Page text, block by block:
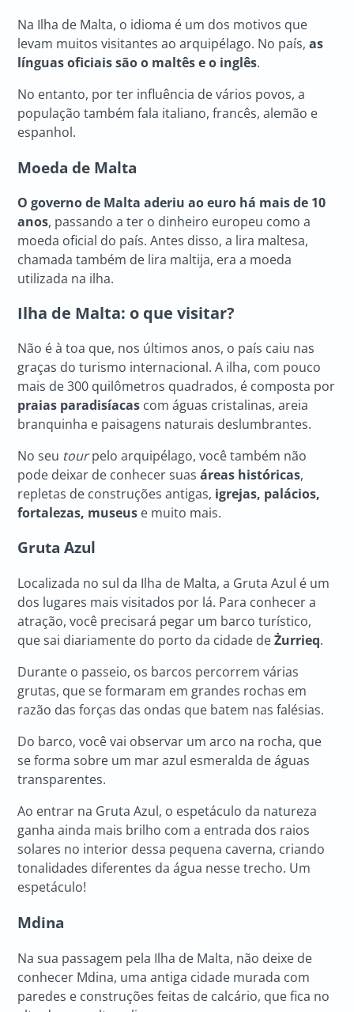
Na Ilha de Malta, o idioma é um dos motivos que
levam muitos visitantes ao arquipélago. No país,as
línguas oficiais são o maltês e o inglês.
No entanto, por ter influência de vários povos, a
população também fala italiano, francês, alemão e
espanhol.
Moeda de Malta
O governo de Malta aderiu ao euro há mais de 10
anos, passando a ter o dinheiro europeu como a
moeda oficial do país. Antes disso, a lira maltesa,
chamada também de lira maltija, era a moeda
utilizada na ilha.
Ilha de Malta: o que visitar?
Não é à toa que, nos últimos anos, o país caiu nas
graças do turismo internacional. A ilha, com pouco
mais de 300 quilômetros quadrados, é composta por
praias paradisíacas com águas cristalinas, areia
branquinha e paisagens naturais deslumbrantes.
No seu tourpelo arquipélago, você também não
pode deixar de conhecer suasáreas históricas,
repletas de construções antigas, igrejas, palácios,
fortalezas, museus e muito mais.
Gruta Azul
Localizada no sul da Ilha de Malta, a Gruta Azul é um
dos lugares mais visitados por lá. Para conhecer a
atração, você precisará pegar um barco turístico,
que sai diariamente do porto da cidade deŻurrieq.
Durante o passeio, os barcos percorrem várias
grutas, que se formaram em grandes rochas em
razão das forças das ondas que batem nas falésias.
Do barco, você vai observar um arco na rocha, que
se forma sobre um mar azul esmeralda de águas
transparentes.
Ao entrar na Gruta Azul, o espetáculo da natureza
ganha ainda mais brilho com a entrada dos raios
solares no interior dessa pequena caverna, criando
tonalidades diferentes da água nesse trecho. Um
espetáculo!
Mdina
Na sua passagem pela Ilha de Malta, não deixe de
conhecer Mdina, uma antiga cidade murada com
paredes e construções feitas de calcário, que fica no